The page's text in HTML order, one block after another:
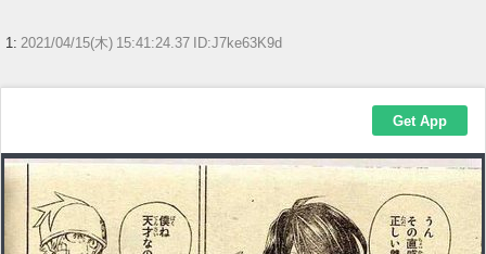
【ウマ娘】ネオユニとゼファーは作者がキャラエミュできないせいで二次
【艦これ】E4とE5はどっちの方が難しい？ E5甲はウイニングランって聞
いたんだけど
【ウマ娘】ディザイアの謎ポーズ、完全にアレと一致ｗｗｗ
1: 2021/04/15(木) 15:41:24.37 ID:J7ke63K9d